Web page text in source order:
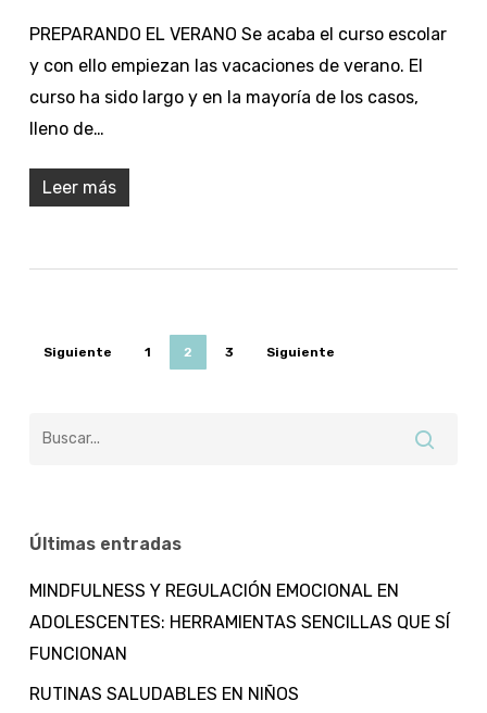
PREPARANDO EL VERANO Se acaba el curso escolar
y con ello empiezan las vacaciones de verano. El
curso ha sido largo y en la mayoría de los casos,
lleno de…
Leer más
Siguiente 1 2 3 Siguiente
Últimas entradas
MINDFULNESS Y REGULACIÓN EMOCIONAL EN
ADOLESCENTES: HERRAMIENTAS SENCILLAS QUE SÍ
FUNCIONAN
RUTINAS SALUDABLES EN NIÑOS